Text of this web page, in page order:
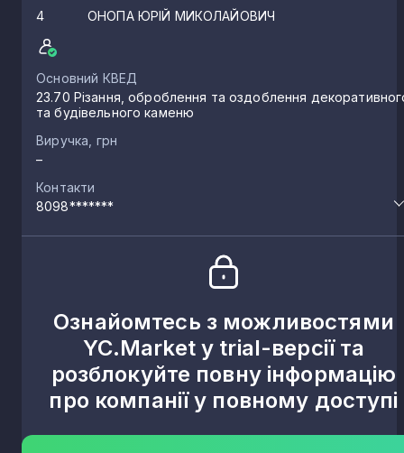
4 ОНОПА ЮРІЙ МИКОЛАЙОВИЧ
Основний КВЕД
23.70 Різання, оброблення та оздоблення
та будівельного каменю
Виручка, грн
–
Контакти
8098*******
Ознайомтесь з можливостями
YC.Market у trial-версії та
розблокуйте повну інформацію
про компанії у повному доступі